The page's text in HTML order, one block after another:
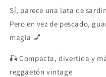
Sí, parece una lata de
Pero en vez de pescado,
magia 💅
🎣 Compacta, divertida y
reggaetón vintage